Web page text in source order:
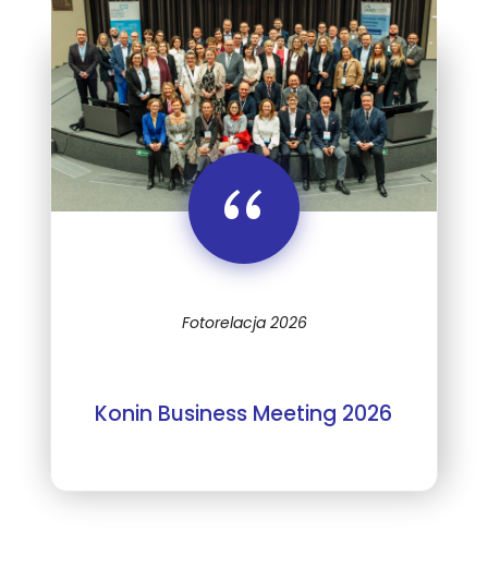
Konin Business Meeting 2026
“
Fotorelacja 2026